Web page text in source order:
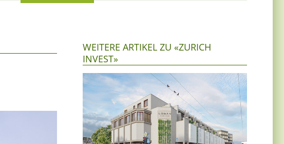
WEITERE ARTIKEL ZU «ZURICH
INVEST»